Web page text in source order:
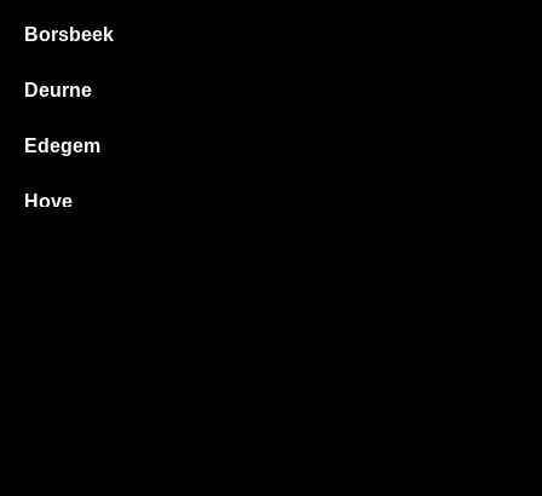
Borsbeek
Deurne
Edegem
Hove